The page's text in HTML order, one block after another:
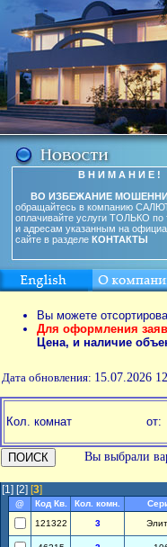
В Н И М А Н И Е !
ВО ИЗБЕЖАНИЕ
обращайтесь в компанию
оплачивайте услуги ТОЛЬКО по
и адресам указанным на
сайте в разделе КОНТАКТЫ
Вы можете
Для оформления
Цена, и наличие
Дата обновления: 15.07.2026
Кол. комнат от:
Вы выбрали
[1] [2] [3]
@ Код Кв. Кол. комн.
121322
3